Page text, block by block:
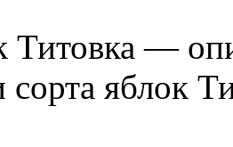
Титовка —
сорта яблок